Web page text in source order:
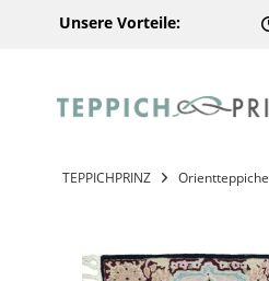
Unsere Vorteile:
TEPPICHPRINZ Orientteppiche